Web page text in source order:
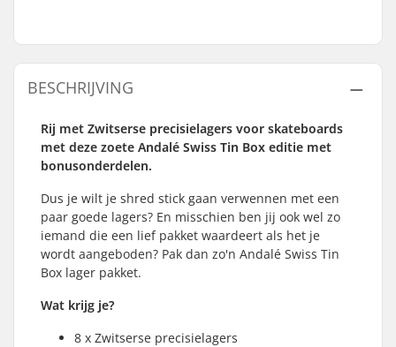
BESCHRIJVING
Rij met Zwitserse precisielagers voor skateboards
met deze zoete Andalé Swiss Tin Box editie met
bonusonderdelen.
Dus je wilt je shred stick gaan verwennen met een
paar goede lagers? En misschien ben jij ook wel zo
iemand die een lief pakket waardeert als het je
wordt aangeboden? Pak dan zo'n Andalé Swiss Tin
Box lager pakket.
Wat krijg je?
8 x Zwitserse precisielagers